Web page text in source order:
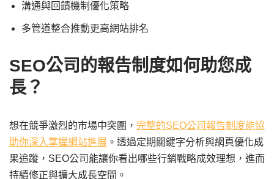
溝通與回饋機制優化策略
多管道整合推動更高網站排名
SEO公司的報告制度如何助您成
長？
想在競爭激烈的市場中突圍， 完整的SEO公司報告制度能協
助你深入掌握網站進展 。透過定期關鍵字分析與網頁優化成
果追蹤，SEO公司能讓你看出哪些行銷戰略成效理想，進而
持續修正與擴大成長空間。